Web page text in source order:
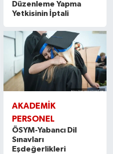
Düzenleme Yapma
Yetkisinin İptali
AKADEMİK
PERSONEL
ÖSYM-Yabancı Dil
Sınavları
Eşdeğerlikleri